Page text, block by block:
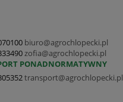
biuro@agrochlopecki.pl
zofia@agrochlopecki.pl
PONADNORMATYWNY
transport@agrochlopecki.pl